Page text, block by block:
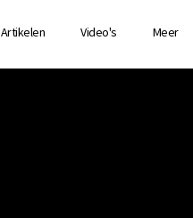
Artikelen Video's Meer